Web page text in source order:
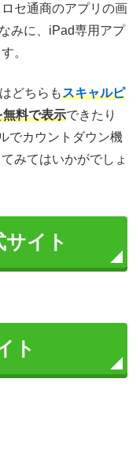
セ通商のアプリの画
みに、iPad専用アプ
。
どちらもスキャルピ
無料で表示できたり
でカウントダウン機
みてはいかがでしょ
サイト
ト